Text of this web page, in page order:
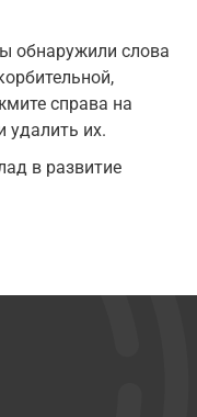
обнаружили слова
справа на
удалить их.
в развитие